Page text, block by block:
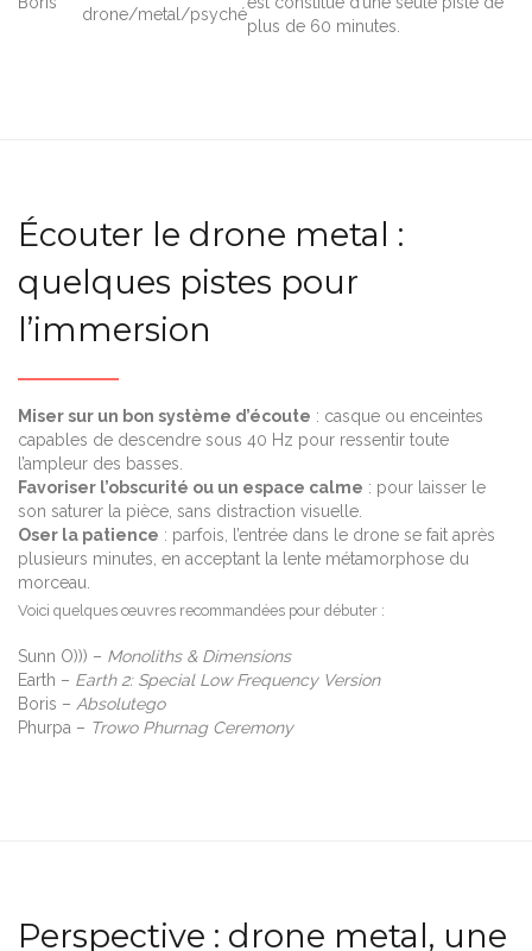
drone/metal/psyché
plus de 60 minutes.
Écouter le drone metal :
quelques pistes pour
l’immersion
Miser sur un bon système d’écoute : casque ou enceintes
capables de descendre sous 40 Hz pour ressentir toute
l’ampleur des basses.
Favoriser l’obscurité ou un espace calme : pour laisser le
son saturer la pièce, sans distraction visuelle.
Oser la patience : parfois, l’entrée dans le drone se fait après
plusieurs minutes, en acceptant la lente métamorphose du
morceau.
Voici quelques œuvres recommandées pour débuter :
Sunn O))) – Monoliths & Dimensions
Earth – Earth 2: Special Low Frequency Version
Boris – Absolutego
Phurpa – Trowo Phurnag Ceremony
Perspective : drone metal, une